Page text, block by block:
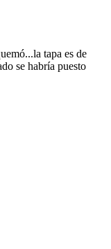
tapa es de
se habría puesto